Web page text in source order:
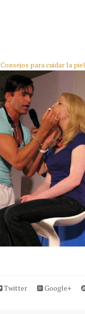
Consejos para cuidar la piel
Twitter Google+